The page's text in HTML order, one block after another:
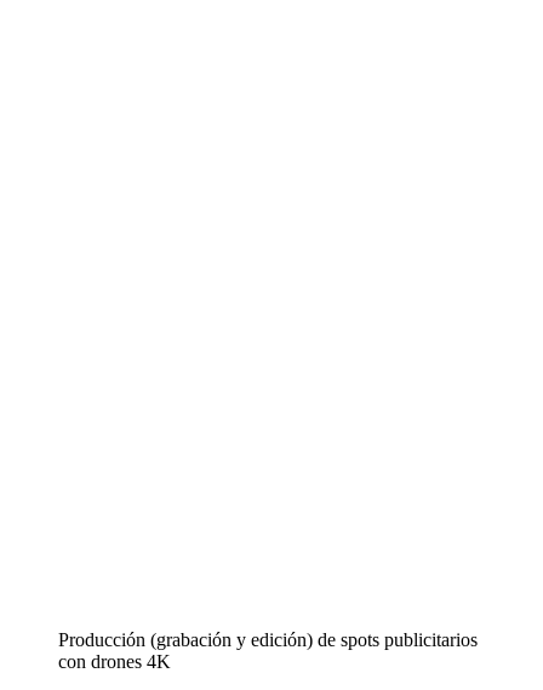
Producción (grabación y edición) de spots publicitarios
con drones 4K